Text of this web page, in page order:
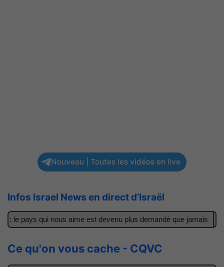
Nouveau | Toutes les vidéos en live
Infos Israel News en direct d’Israël
pays qui nous aime est devenu plus demandé que jamais
Ce qu'on vous cache - CQVC